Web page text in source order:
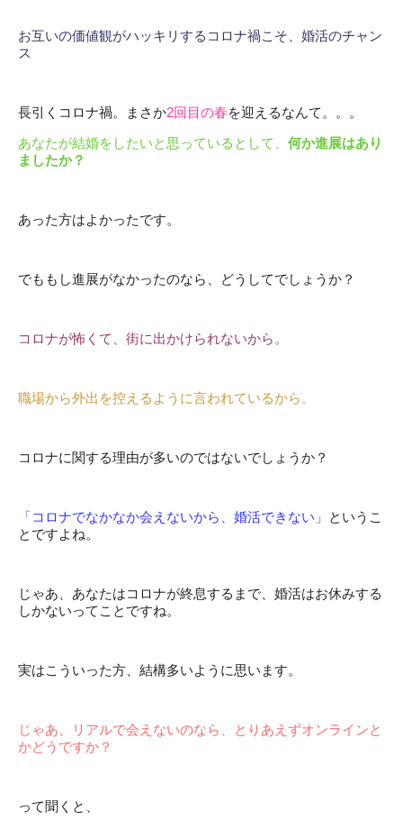
お互いの価値観がハッキリするコロナ禍こそ、婚活のチャン
ス
長引くコロナ禍。まさか2回目の春を迎えるなんて。。。
あなたが結婚をしたいと思っているとして、 何か進展はあり
ましたか？
あった方はよかったです。
でももし進展がなかったのなら、どうしてでしょうか？
コロナが怖くて、街に出かけられないから。
職場から外出を控えるように言われているから。
コロナに関する理由が多いのではないでしょうか？
「コロナでなかなか会えないから、婚活できない」
というこ
とですよね。
じゃあ、あなたはコロナが終息するまで、婚活はお休みする
しかないってことですね。
実はこういった方、結構多いように思います。
じゃあ、リアルで会えないのなら、とりあえずオンラインと
かどうですか？
って聞くと、